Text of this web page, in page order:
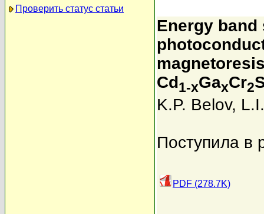
Проверить статус статьи
Energy
Cd1-xGaxCr2
K.P. Belov,
Поступила в
PDF (278.7K)